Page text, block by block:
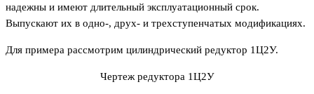
надежны и имеют длительный эксплуатационный срок.
Выпускают их в одно-, друх- и трехступенчатых модификациях.
Для примера рассмотрим цилиндрический редуктор 1Ц2У.
Чертеж редуктора 1Ц2У